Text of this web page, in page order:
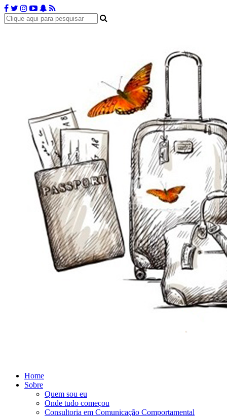
Home
Sobre
Quem sou eu
Onde tudo começou
Consultoria em Comunicação Comportamental